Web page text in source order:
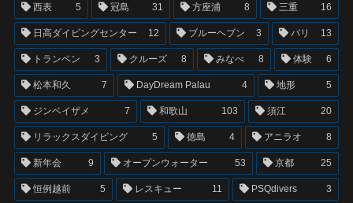
西表 5 冠島 31 方座浦 8 三重 16
日高ダイビングセンター 12 ブルーヘブン 3 バリ 13
トランベン 3 クルーズ 8 みなべ 8 体験 6
松本和久 7 DayDream Palau 4 地形 5
ジンベイザメ 7 和歌山 103 須江 20
リラックスダイビング 5 徳島 4 アニラオ 8
新年会 9 オープンウォーター 53 京都 25
恒例越前 5 レスキュー 11 PSQdivers 3